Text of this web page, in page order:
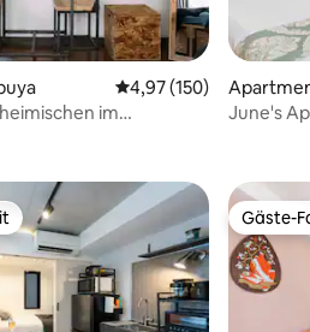
Durchschnittliche
4,97 (150)
im
Japan
June's
Favorit. Gäste-
Gäste-